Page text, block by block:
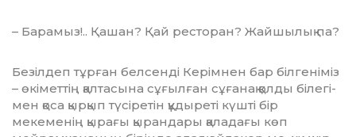
– Барамыз!.. Қашан? Қай ресторан? Жайшылық па?
Безілдеп тұрған белсенді Керім­нен бар білгеніміз
– өкіметтің қалта­сына сұғылған сұғанақ қолды білегі­
мен қоса қырқып түсіретін құдыреті күш­ті бір
мекеменің қырағы қыран­дары қаладағы көп